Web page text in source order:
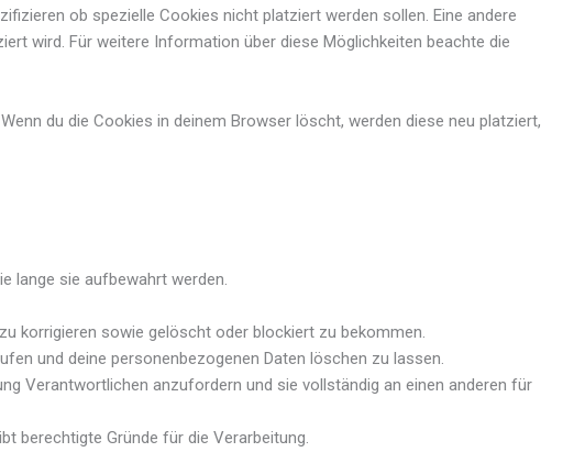
ob spezielle Cookies nicht platziert werden sollen. Eine andere
wird. Für weitere Information über diese Möglichkeiten beachte die
du die Cookies in deinem Browser löscht, werden diese neu platziert,
lange sie aufbewahrt werden.
korrigieren sowie gelöscht oder blockiert zu bekommen.
und deine personenbezogenen Daten löschen zu lassen.
Verantwortlichen anzufordern und sie vollständig an einen anderen für
berechtigte Gründe für die Verarbeitung.